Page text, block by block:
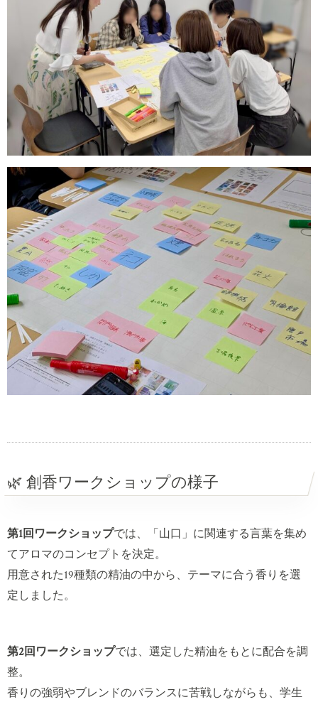
🌿 創香ワークショップの様子
第1回ワークショップでは、「山口」に関連する言葉を集め
てアロマのコンセプトを決定。
用意された19種類の精油の中から、テーマに合う香りを選
定しました。
第2回ワークショップでは、選定した精油をもとに配合を調
整。
香りの強弱やブレンドのバランスに苦戦しながらも、学生